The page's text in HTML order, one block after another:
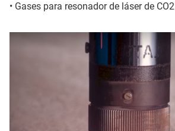
• Gases para resonador de láser de CO2